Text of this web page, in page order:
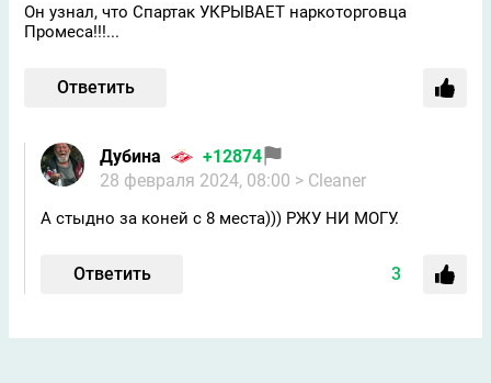
Он узнал, что Спартак УКРЫВАЕТ наркоторговца
Промеса!!!...
Ответить
Дубина
+12874
28 февраля 2024, 08:00 > Cleaner
А стыдно за коней с 8 места))) РЖУ НИ МОГУ.
Ответить 3